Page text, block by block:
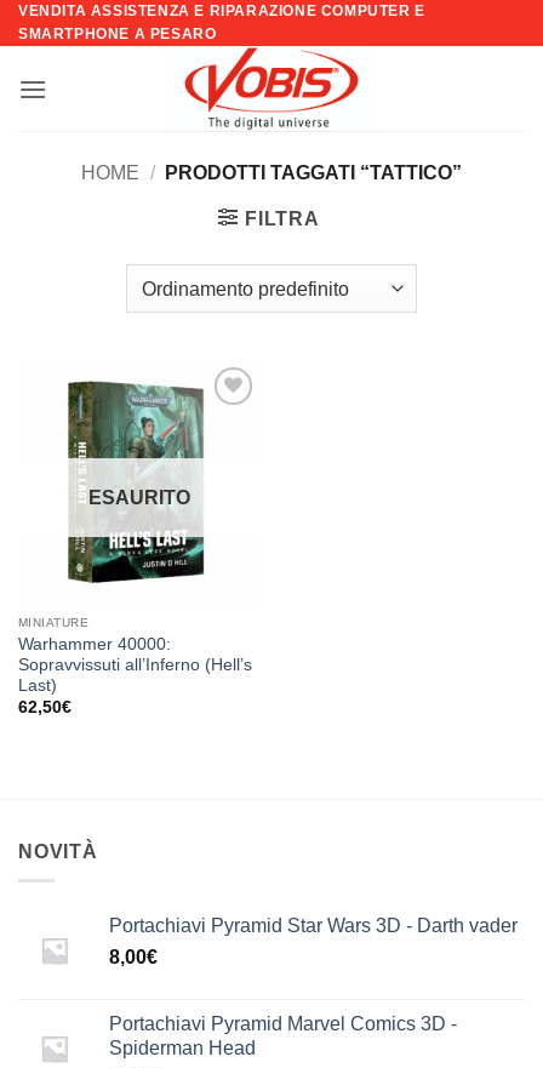
Salta
ai
VENDITA ASSISTENZA E RIPARAZIONE COMPUTER E
SMARTPHONE A PESARO
HOME / PRODOTTI TAGGATI “TATTICO”
FILTRA
Aggiungi
alla lista
ESAURITO
MINIATURE
Warhammer 40000:
Sopravvissuti all’Inferno (Hell’s
Last)
62,50€
NOVITÀ
Portachiavi Pyramid Star Wars 3D - Darth vader
8,00€
Portachiavi Pyramid Marvel Comics 3D -
Spiderman Head